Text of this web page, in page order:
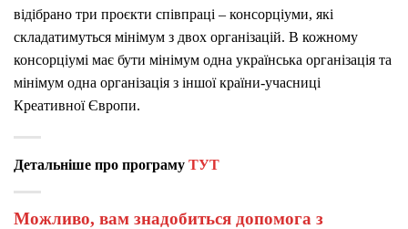
відібрано три проєкти співпраці – консорціуми, які
складатимуться мінімум з двох організацій. В кожному
консорціумі має бути мінімум одна українська організація та
мінімум одна організація з іншої країни-учасниці
Креативної Європи.
Детальніше про програму ТУТ
Можливо, вам знадобиться допомога з